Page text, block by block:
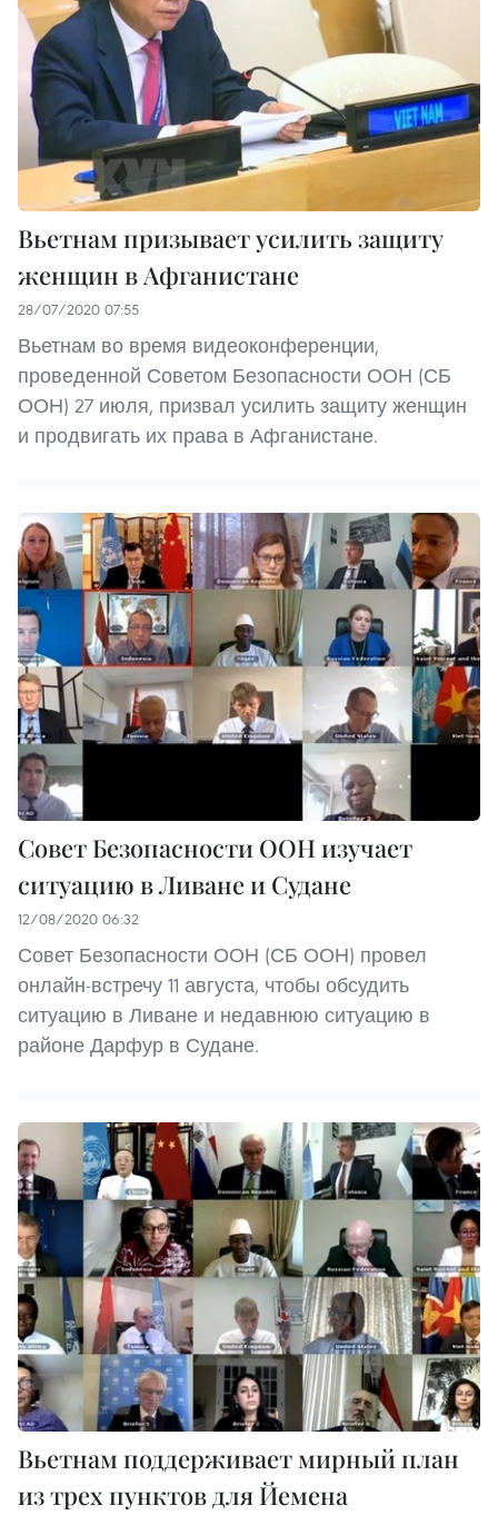
Вьетнам призывает усилить защиту
женщин в Афганистане
28/07/2020 07:55
Вьетнам во время видеоконференции,
проведенной Советом Безопасности ООН (СБ
ООН) 27 июля, призвал усилить защиту женщин
и продвигать их права в Афганистане.
Совет Безопасности ООН изучает
ситуацию в Ливане и Судане
12/08/2020 06:32
Совет Безопасности ООН (СБ ООН) провел
онлайн-встречу 11 августа, чтобы обсудить
ситуацию в Ливане и недавнюю ситуацию в
районе Дарфур в Судане.
Вьетнам поддерживает мирный план
из трех пунктов для Йемена